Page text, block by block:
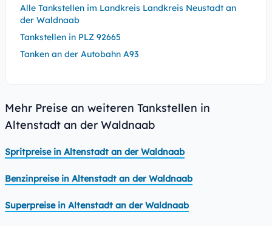
Alle Tankstellen im Landkreis Landkreis Neustadt an
der Waldnaab
Tankstellen in PLZ 92665
Tanken an der Autobahn A93
Mehr Preise an weiteren Tankstellen in
Altenstadt an der Waldnaab
Spritpreise in Altenstadt an der Waldnaab
Benzinpreise in Altenstadt an der Waldnaab
Superpreise in Altenstadt an der Waldnaab